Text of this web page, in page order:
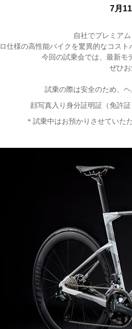
7月
自社でプレミア
仕様の高性能バイクを驚異的なコス
今回の試乗会では、最新モ
ぜひ
試乗の際は安全のため、
顔写真入り身分証明証（免許
＊試乗中はお預かりさせていた